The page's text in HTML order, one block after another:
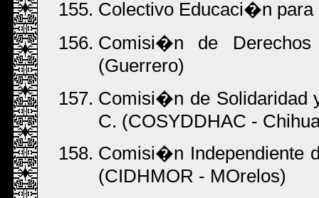
Colectivo Educaci�n para
Comisi�n de
(Guerrero)
Comisi�n de Solidaridad
C. (COSYDDHAC -
Comisi�n Independiente
(CIDHMOR - MOrelos)